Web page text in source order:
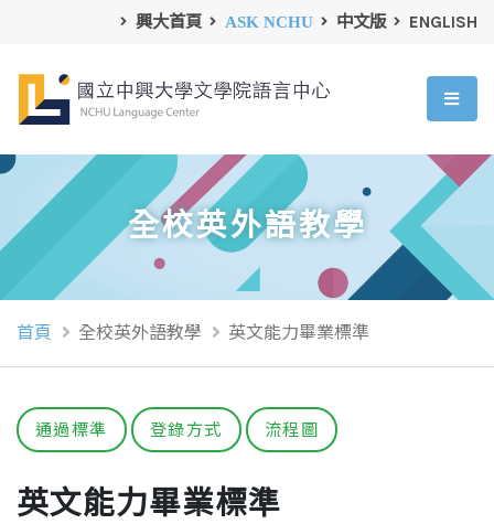
興大首頁 ASK NCHU 中文版 ENGLISH
全校英外語教學
首頁 全校英外語教學 英文能力畢業標準
英文能力畢業標準
通過標準 登錄方式 流程圖